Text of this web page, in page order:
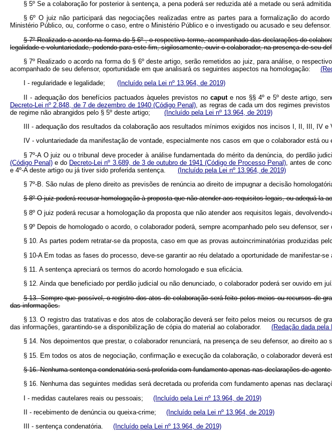
§ 5º Se a colaboração for posterior à sentença, a pena poderá ser reduzida até a metade ou será
§ 6º O juiz não participará das negociações realizadas entre as partes para a formalização do
Ministério Público, ou, conforme o caso, entre o Ministério Público e o investigado ou acusado e seu defensor.
§ 7º Realizado o acordo na forma do § 6º , o respectivo termo, acompanhado das declarações do
legalidade e voluntariedade, podendo para este fim, sigilosamente, ouvir o colaborador, na presença de seu
§ 7º Realizado o acordo na forma do § 6º deste artigo, serão remetidos ao juiz, para análise, o
acompanhado de seu defensor, oportunidade em que analisará os seguintes aspectos na homologação:
I - regularidade e legalidade; (Incluído pela Lei nº 13.964, de 2019)
II - adequação dos benefícios pactuados àqueles previstos no capute nos §§ 4º e 5º deste artigo,
Decreto-Lei nº 2.848, de 7 de dezembro de 1940 (Código Penal) , as regras de cada um dos regimes
de regime não abrangidos pelo § 5º deste artigo; (Incluído pela Lei nº 13.964, de 2019)
III - adequação dos resultados da colaboração aos resultados mínimos exigidos nos incisos I, II, III, IV e
IV - voluntariedade da manifestação de vontade, especialmente nos casos em que o colaborador está
§ 7º-A O juiz ou o tribunal deve proceder à análise fundamentada do mérito da denúncia, do perdão
(Código Penal) e do Decreto-Lei nº 3.689, de 3 de outubro de 1941 (Código de Processo Penal) , antes de
e 4º-A deste artigo ou já tiver sido proferida sentença. (Incluído pela Lei nº 13.964, de 2019)
§ 7º-B. São nulas de pleno direito as previsões de renúncia ao direito de impugnar a decisão
§ 8º O juiz poderá recusar homologação à proposta que não atender aos requisitos legais, ou adequá-la
§ 8º O juiz poderá recusar a homologação da proposta que não atender aos requisitos legais,
§ 9º Depois de homologado o acordo, o colaborador poderá, sempre acompanhado pelo seu defensor,
§ 10. As partes podem retratar-se da proposta, caso em que as provas autoincriminatórias produzidas
§ 10-A Em todas as fases do processo, deve-se garantir ao réu delatado a oportunidade de manifestar-
§ 11. A sentença apreciará os termos do acordo homologado e sua eficácia.
§ 12. Ainda que beneficiado por perdão judicial ou não denunciado, o colaborador poderá ser ouvido em
§ 13. Sempre que possível, o registro dos atos de colaboração será feito pelos meios ou recursos de
das informações.
§ 13. O registro das tratativas e dos atos de colaboração deverá ser feito pelos meios ou recursos de
das informações, garantindo-se a disponibilização de cópia do material ao colaborador. (Redação dada pela
§ 14. Nos depoimentos que prestar, o colaborador renunciará, na presença de seu defensor, ao direito
§ 15. Em todos os atos de negociação, confirmação e execução da colaboração, o colaborador deverá
§ 16. Nenhuma sentença condenatória será proferida com fundamento apenas nas declarações de agente
§ 16. Nenhuma das seguintes medidas será decretada ou proferida com fundamento apenas nas
I - medidas cautelares reais ou pessoais; (Incluído pela Lei nº 13.964, de 2019)
II - recebimento de denúncia ou queixa-crime; (Incluído pela Lei nº 13.964, de 2019)
III - sentença condenatória. (Incluído pela Lei nº 13.964, de 2019)